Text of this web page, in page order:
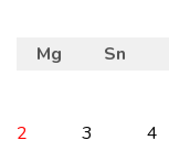
Mg Sn
2
3 4